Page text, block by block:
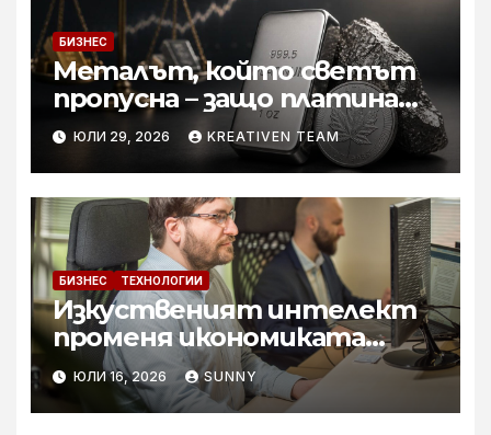
БИЗНЕС
Металът, който светът
пропусна – защо платината
е тихата аристократка
сред инвестициите?
ЮЛИ 29, 2026 KREATIVEN TEAM
БИЗНЕС ТЕХНОЛОГИИ
Изкуственият интелект
променя икономиката
софтуерните решение за
бизнеса
ЮЛИ 16, 2026 SUNNY